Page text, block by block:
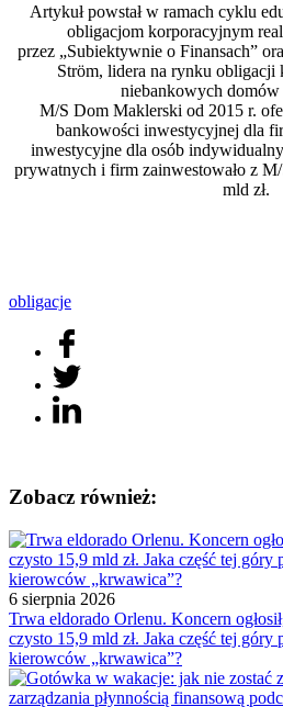
Artykuł powstał w ramach cyklu
obligacjom korporacyjnym
przez „Subiektywnie o Finansach”
Ström, lidera na rynku obligacji
niebankowych domów
M/S Dom Maklerski od 2015 r.
bankowości inwestycyjnej dla
inwestycyjne dla osób
prywatnych i firm zainwestowało z
mld zł.
obligacje
Zobacz również:
6 sierpnia 2026
Trwa eldorado Orlenu. Koncern
czysto 15,9 mld zł. Jaka część tej góry
kierowców „krwawica”?